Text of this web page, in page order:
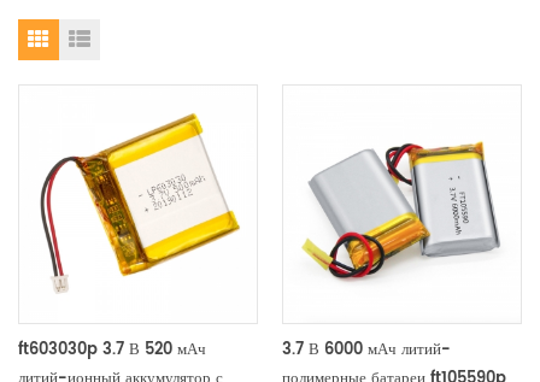
ft603030p 3.7 В 520 мАч
3.7 В 6000 мАч литий-